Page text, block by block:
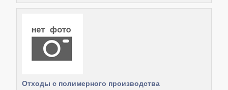
Отходы с полимерного производства